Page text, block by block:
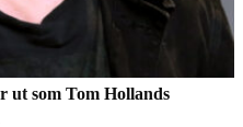
ut som Tom Hollands